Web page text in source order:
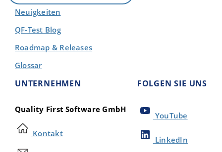
Neuigkeiten
QF-Test Blog
Roadmap & Releases
Glossar
UNTERNEHMEN
Quality First Software GmbH
Kontakt
FOLGEN SIE UNS
YouTube
LinkedIn